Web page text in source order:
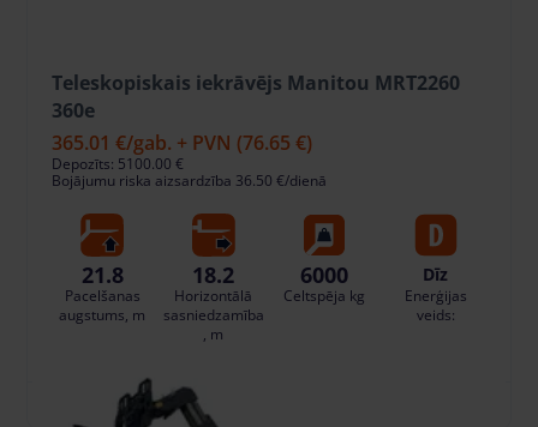
Teleskopiskais iekrāvējs Manitou MRT2260
360e
365.01 €/gab. + PVN (76.65 €)
Depozīts: 5100.00 €
Bojājumu riska aizsardzība 36.50 €/dienā
21.8
Pacelšanas
augstums, m
18.2
Horizontālā
sasniedzamība
, m
6000
Celtspēja kg
Dīz
Enerģijas
veids:
PIEVIENOT GROZAM